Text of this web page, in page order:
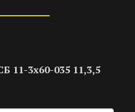
11-3х60-035 11,3,5